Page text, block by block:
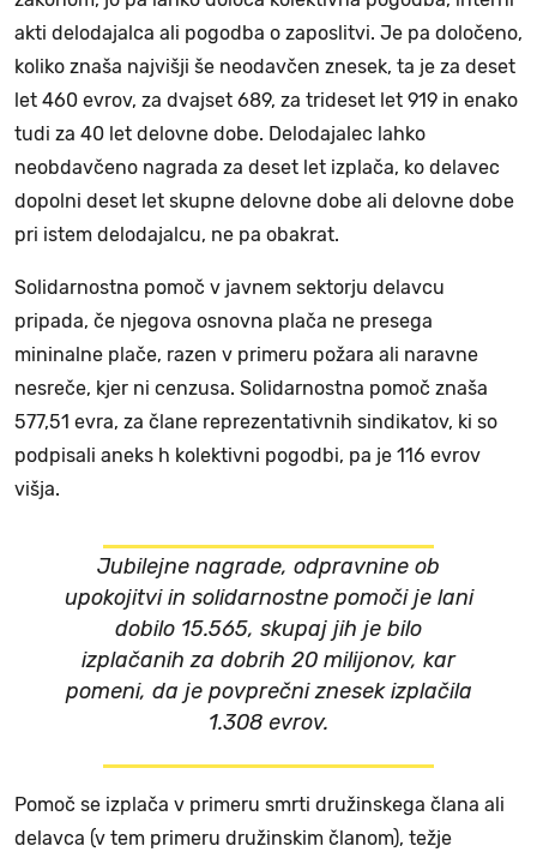
akti delodajalca ali pogodba o zaposlitvi. Je pa določeno,
koliko znaša najvišji še neodavčen znesek, ta je za deset
let 460 evrov, za dvajset 689, za trideset let 919 in enako
tudi za 40 let delovne dobe. Delodajalec lahko
neobdavčeno nagrada za deset let izplača, ko delavec
dopolni deset let skupne delovne dobe ali delovne dobe
pri istem delodajalcu, ne pa obakrat.
Solidarnostna pomoč v javnem sektorju delavcu
pripada, če njegova osnovna plača ne presega
mininalne plače, razen v primeru požara ali naravne
nesreče, kjer ni cenzusa. Solidarnostna pomoč znaša
577,51 evra, za člane reprezentativnih sindikatov, ki so
podpisali aneks h kolektivni pogodbi, pa je 116 evrov
višja.
Jubilejne nagrade, odpravnine ob
upokojitvi in solidarnostne pomoči je lani
dobilo 15.565, skupaj jih je bilo
izplačanih za dobrih 20 milijonov, kar
pomeni, da je povprečni znesek izplačila
1.308 evrov.
Pomoč se izplača v primeru smrti družinskega člana ali
delavca (v tem primeru družinskim članom), težje